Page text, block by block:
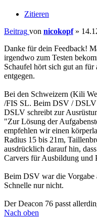
Zitieren
Beitrag von nicokopf»
Danke für dein Feedback!
irgendwo zum Testen
Schaufel hört sich gut an
entgegen.
Bei den Schweizern (Kili
/FIS SL. Beim DSV / DSLV
DSLV schreibt zur
"Zur Lösung der
empfehlen wir einen
Radius 15 bis 21m,
ausdrücklich darauf hin,
Carvers für Ausbildung und
Beim DSV war die Vorgabe
Schnelle nur nicht.
Der Deacon 76 passt
Nach oben